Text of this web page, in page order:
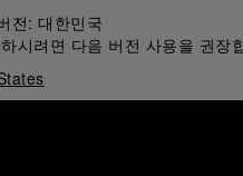
전:대한민국
시려면 다음 버전 사용을 권장